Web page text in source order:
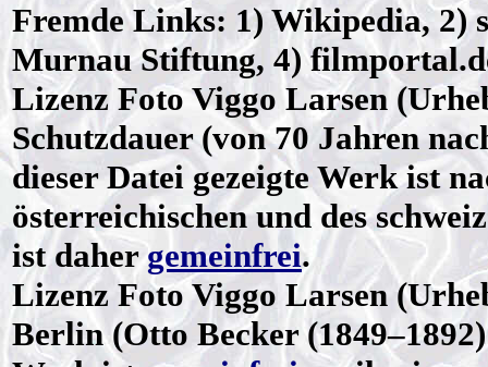
Fremde Links: 1) Wikipedia, 2)
Murnau Stiftung, 4)
Lizenz Foto Viggo Larsen
Schutzdauer (von 70 Jahren
dieser Datei gezeigte Werk ist
österreichischen und des
ist dahergemeinfrei.
Lizenz Foto Viggo Larsen
Berlin (Otto Becker